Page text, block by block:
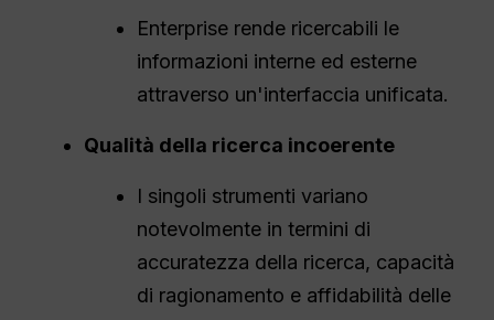
Enterprise rende ricercabili le
informazioni interne ed esterne
attraverso un'interfaccia unificata.
Qualità della ricerca incoerente
I singoli strumenti variano
notevolmente in termini di
accuratezza della ricerca, capacità
di ragionamento e affidabilità delle